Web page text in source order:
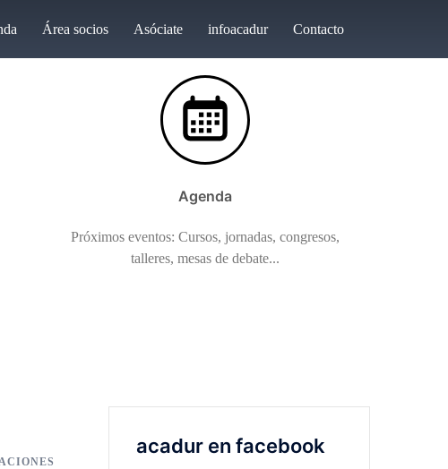
Área socios Asóciate infoacadur Contacto
Agenda
Próximos eventos: Cursos, jornadas, congresos,
talleres, mesas de debate...
acadur en facebook